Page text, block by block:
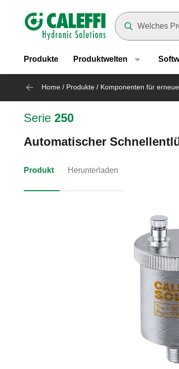
Header main navigation
Produkte Produktwelten
Home / Produkte / Komponenten für
Serie 250
Automatischer
Produkt Herunterladen